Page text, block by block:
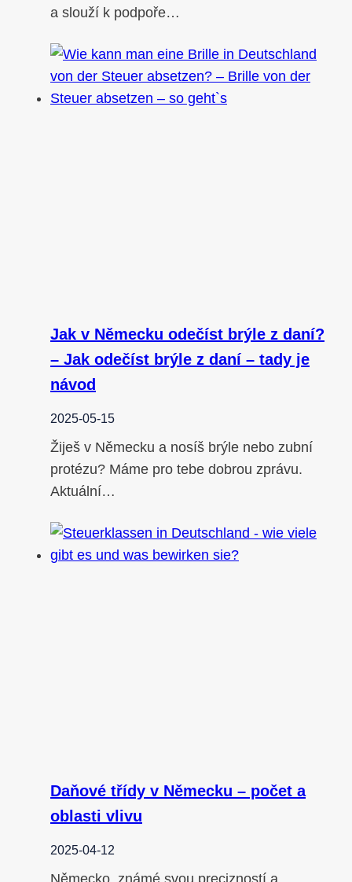
a slouží k podpoře…
Jak v Německu odečíst brýle z daní?
– Jak odečíst brýle z daní – tady je
návod
2025-05-15
Žiješ v Německu a nosíš brýle nebo zubní
protézu? Máme pro tebe dobrou zprávu.
Aktuální…
Daňové třídy v Německu – počet a
oblasti vlivu
2025-04-12